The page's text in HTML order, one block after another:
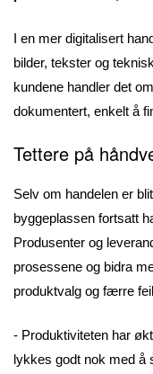
I en mer digitalisert
bilder, tekster og
kundene handler det
dokumentert, enkelt å
Tettere på
Selv om handelen er
byggeplassen fortsatt
Produsenter og
prosessene og bidra
produktvalg og færre
- Produktiviteten har
lykkes godt nok med å